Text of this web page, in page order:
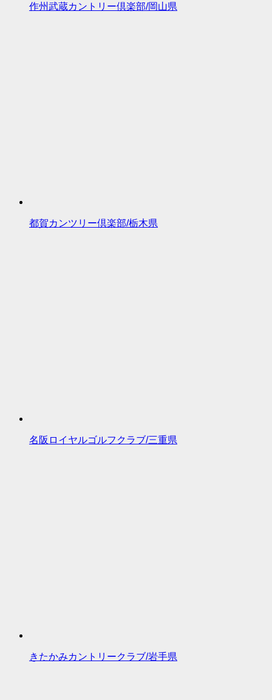
作州武蔵カントリー倶楽部/岡山県
都賀カンツリー倶楽部/栃木県
名阪ロイヤルゴルフクラブ/三重県
きたかみカントリークラブ/岩手県